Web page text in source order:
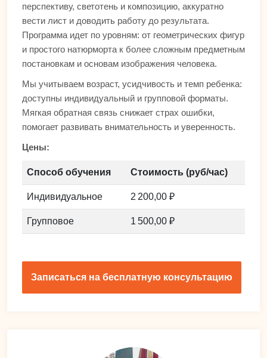
перспективу, светотень и композицию, аккуратно
вести лист и доводить работу до результата.
Программа идет по уровням: от геометрических фигур
и простого натюрморта к более сложным предметным
постановкам и основам изображения человека.
Мы учитываем возраст, усидчивость и темп ребенка:
доступны индивидуальный и групповой форматы.
Мягкая обратная связь снижает страх ошибки,
помогает развивать внимательность и уверенность.
Цены:
Способ обучения Стоимость (руб/час)
Индивидуальное 2 200,00 ₽
Групповое 1 500,00 ₽
Записаться на бесплатную консультацию